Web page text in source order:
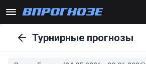
Турнирные прогнозы